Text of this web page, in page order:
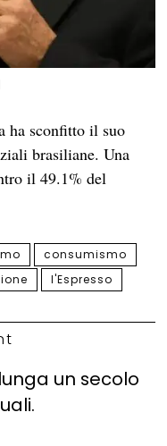
ha sconfitto il suo
brasiliane. Una
il 49.1% del
consumismo
l'Espresso
un secolo